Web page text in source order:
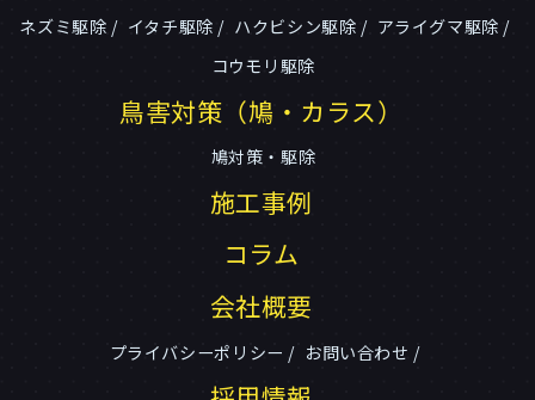
ネズミ駆除 イタチ駆除 ハクビシン駆除
アライグマ駆除
コウモリ駆除
鳥害対策（鳩・カラス）
鳩対策・駆除
施工事例
コラム
会社概要
プライバシーポリシー お問い合わせ